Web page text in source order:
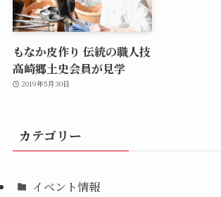
もなか皮作り 伝統の職人技
高崎郷土史会員が見学
2019年5月30日
カテゴリー
イベント情報